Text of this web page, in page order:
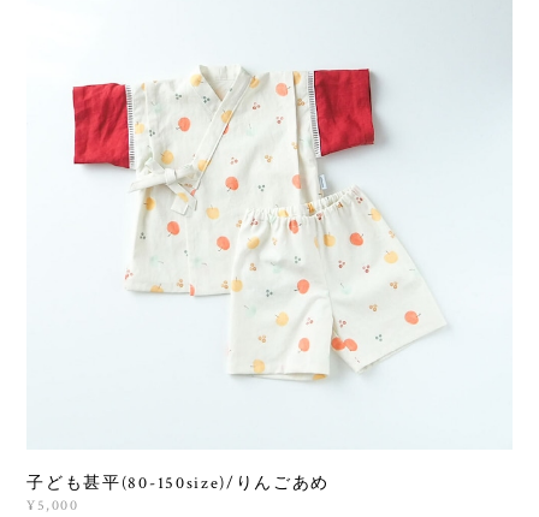
子ども甚平(80-150size)/りんごあめ
¥5,000